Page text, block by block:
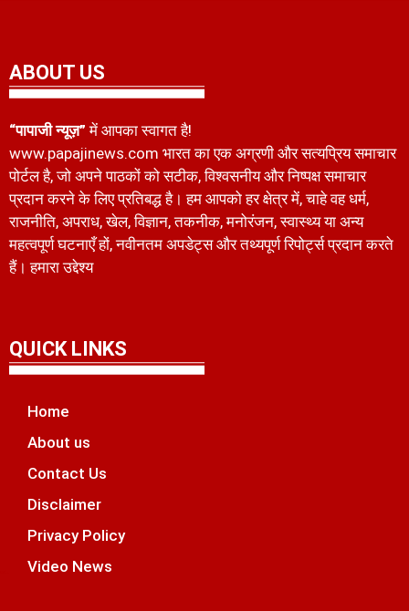
ABOUT US
“पापाजी न्यूज़” में आपका स्वागत है!
www.papajinews.com भारत का एक अग्रणी और सत्यप्रिय समाचार
पोर्टल है, जो अपने पाठकों को सटीक, विश्वसनीय और निष्पक्ष समाचार
प्रदान करने के लिए प्रतिबद्ध है। हम आपको हर क्षेत्र में, चाहे वह धर्म,
राजनीति, अपराध, खेल, विज्ञान, तकनीक, मनोरंजन, स्वास्थ्य या अन्य
महत्वपूर्ण घटनाएँ हों, नवीनतम अपडेट्स और तथ्यपूर्ण रिपोर्ट्स प्रदान करते
हैं। हमारा उद्देश्य
QUICK LINKS
Home
About us
Contact Us
Disclaimer
Privacy Policy
Video News